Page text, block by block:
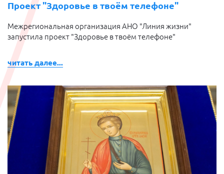
Проект "Здоровье в твоём телефоне"
Межрегиональная организация АНО "Линия жизни"
запустила проект "Здоровье в твоём телефоне"
читать далее...